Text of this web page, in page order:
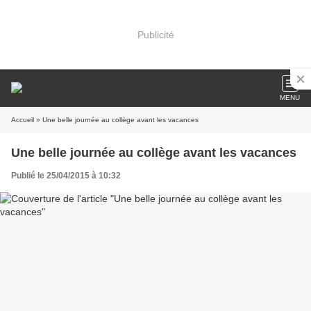
Publicité
MENU
Accueil » Une belle journée au collège avant les vacances
Une belle journée au collège avant les vacances
Publié le 25/04/2015 à 10:32